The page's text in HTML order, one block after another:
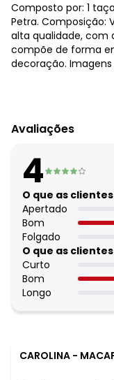
Composto por: 1
Petra. Composição:
alta qualidade, com
compõe de forma
decoração.
Lar e Lazer - Taça
Composto por:
1 taça de vidro
Capacidade: 320 mL.
Produto de alta
extensão, compõe
contemporânea a
Imagens
Avaliações
4
O que as
Apertado
Bom
Folgado
O que as
Curto
Bom
Longo
CAROLINA - MACAPA